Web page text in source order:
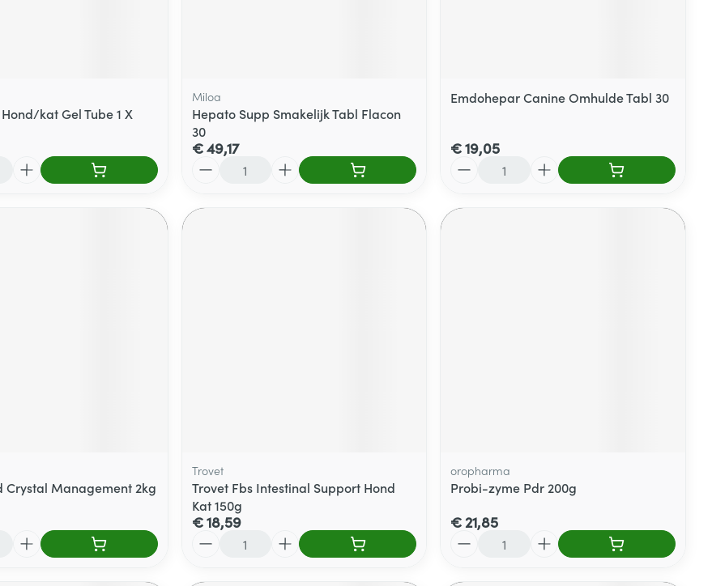
kat Gel Tube 1 X
Miloa
Hepato Supp Smakelijk Tabl Flacon
30
€ 49,17
Emdohepar Canine Omhulde Tabl 30
€ 19,05
Crystal Management 2kg
Trovet
Trovet Fbs Intestinal Support Hond
Kat 150g
€ 18,59
oropharma
Probi-zyme Pdr 200g
€ 21,85